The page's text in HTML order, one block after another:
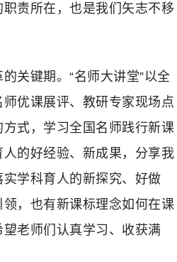
责所在，也是我们矢志不移
关键期。“名师大讲堂”以全
优课展评、教研专家现场点
式，学习全国名师践行新课
的好经验、新成果，分享我
学科育人的新探究、好做
，也有新课标理念如何在课
老师们认真学习、收获满